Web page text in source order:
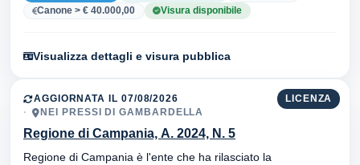
Canone > € 40.000,00
Visura disponibile
Visualizza dettagli e visura pubblica
LICENZA
AGGIORNATA IL 07/08/2026
NEI PRESSI DI GAMBARDELLA
Regione di Campania, A. 2024, N. 5
Regione di Campania è l'ente che ha rilasciato la